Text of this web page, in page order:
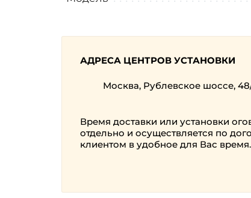
АДРЕСА ЦЕНТРОВ УСТАНОВКИ
Москва, Рублевское шоссе,
Время доставки или установки
отдельно и осуществляется по
клиентом в удобное для Вас время.